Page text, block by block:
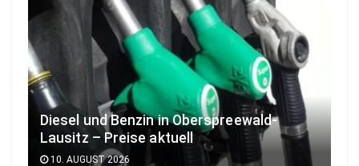
Diesel und Benzin in Oberspreewald-
Lausitz – Preise aktuell
10. AUGUST 2026